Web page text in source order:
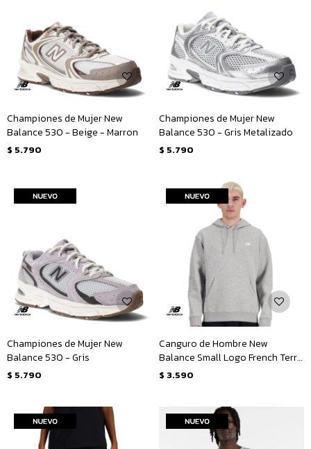
Championes de Mujer New
Balance 530 - Beige - Marron
$ 5.790
Championes de Mujer New
Balance 530 - Gris Metalizado
$ 5.790
Championes de Mujer New
Balance 530 - Gris
$ 5.790
Canguro de Hombre New
Balance Small Logo French Terry
Hoodie - Gris
$ 3.590